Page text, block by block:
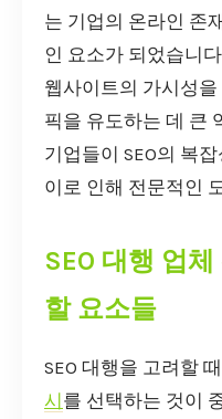
는 기업의 온라인 존
인 요소가 되었습니
웹사이트의 가시성
픽을 유도하는 데 큰
기업들이 SEO의 복
이로 인해 전문적인
SEO 대행 업
할 요소들
SEO 대행을 고려할
시 를 선택하는 것이